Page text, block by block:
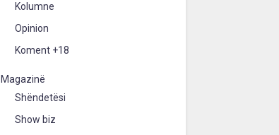
Kolumne
Opinion
Koment +18
Magazinë
Shëndetësi
Show biz